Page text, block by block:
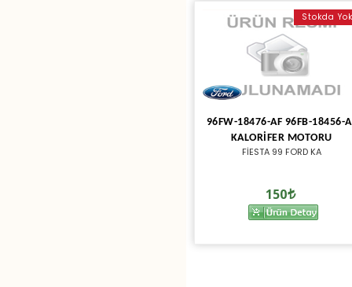
Stokda Yok
96FW-18476-AF 96FB-18456-
KALORİFER MOTORU
FİESTA 99 FORD KA
150